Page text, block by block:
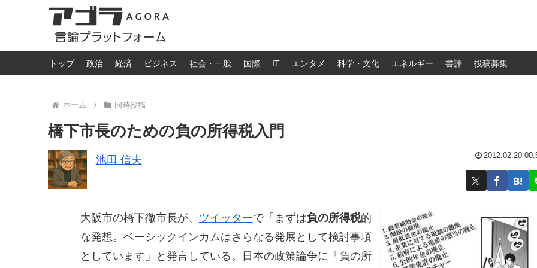
トップ 政治 経済 ビジネス 社会・一般 国際 IT エンタメ 科学・文化 エネルギー 書評 投稿募集
ホーム 同時投稿
橋下市長のための負の所得税入門
池田 信夫 2012.02.20
大阪市の橋下徹市長が、 ツイッターで「まずは負の所得税的
な発想。ベーシックインカムはさらなる発展として検討事項
としています」と発言している。日本の政策論争に「負の所